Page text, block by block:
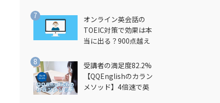
オンライン英会話の
TOEIC対策で効果は本
当に出る？900点越え
受講者の満足度82.2%
【QQEnglishのカラン
メソッド】4倍速で英